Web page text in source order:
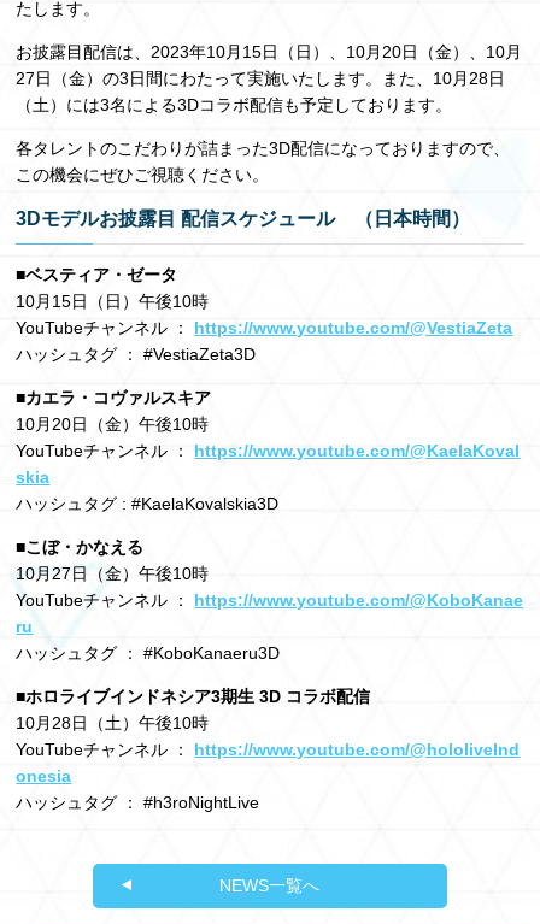
たします。
お披露目配信は、2023年10月15日（日）、10月20日（金）、10月
27日（金）の3日間にわたって実施いたします。また、10月28日
（土）には3名による3Dコラボ配信も予定しております。
各タレントのこだわりが詰まった3D配信になっておりますので、
この機会にぜひご視聴ください。
3Dモデルお披露目 配信スケジュール （日本時間）
■ベスティア・ゼータ
10​月15日（日）午後10時
YouTubeチャンネル ： https://www.youtube.com/@VestiaZeta
ハッシュタグ ： #VestiaZeta3D
■カエラ・コヴァルスキア
10月20日（金）午後10時
YouTubeチャンネル ： https://www.youtube.com/@KaelaKoval
skia
ハッシュタグ : #KaelaKovalskia3D
■こぼ・かなえる
10​月27日（金）午後10時
YouTubeチャンネル ： https://www.youtube.com/@KoboKanae
ru
ハッシュタグ ： #KoboKanaeru3D
■ホロライブインドネシア3期生 3D コラボ配信
10​月28日（土）午後10時
YouTubeチャンネル ： https://www.youtube.com/@hololiveInd
onesia
ハッシュタグ ： #h3roNightLive
NEWS一覧へ